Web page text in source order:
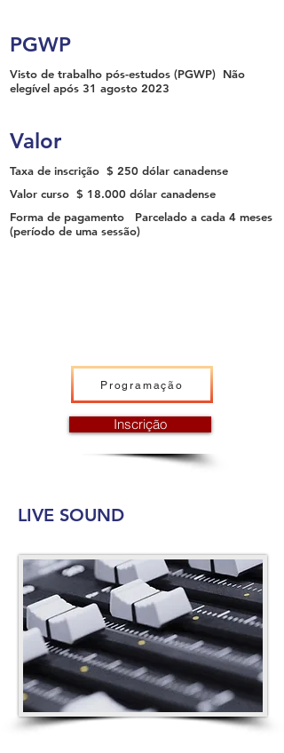
PGWP
Visto de trabalho pós-estudos (PGWP) Não
elegível após 31 agosto 2023
Valor
Taxa de inscrição $ 250 dólar canadense
Valor curso $ 18.000 dólar canadense
Forma de pagamento Parcelado a cada 4 meses
(período de uma sessão)
Programação
Inscrição
LIVE SOUND